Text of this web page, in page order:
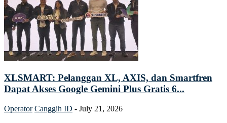
XLSMART: Pelanggan XL, AXIS, dan Smartfren
Dapat Akses Google Gemini Plus Gratis 6...
Operator Canggih ID - July 21, 2026